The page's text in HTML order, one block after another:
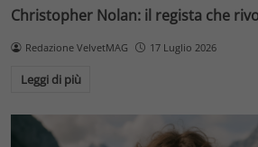
Christopher Nolan: il regista che
Redazione VelvetMAG 17 Luglio 2026
Leggi di più